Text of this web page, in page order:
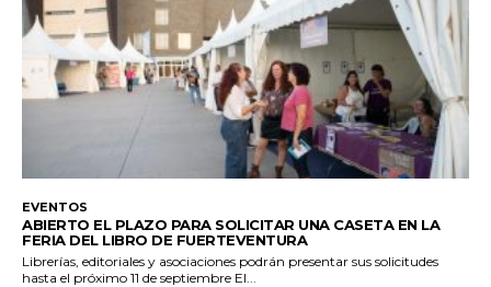
EVENTOS
ABIERTO EL PLAZO PARA SOLICITAR UNA CASETA EN LA
FERIA DEL LIBRO DE FUERTEVENTURA
Librerías, editoriales y asociaciones podrán presentar sus solicitudes
hasta el próximo 11 de septiembre El...